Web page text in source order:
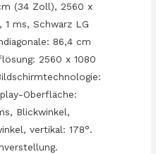
(34 Zoll), 2560 x
1 ms, Schwarz LG
86,4 cm
2560 x 1080
Oberfläche:
Blickwinkel,
vertikal: 178°.